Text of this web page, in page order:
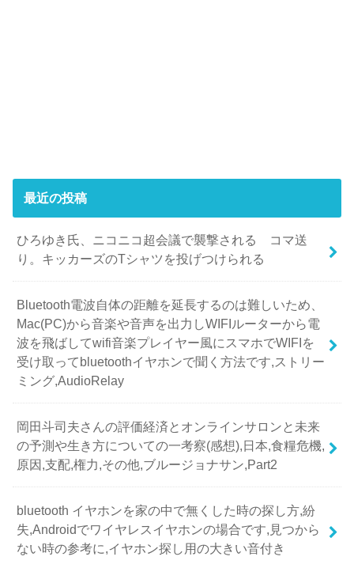
最近の投稿
ひろゆき氏、ニコニコ超会議で襲撃される コマ送
り。キッカーズのTシャツを投げつけられる
Bluetooth電波自体の距離を延長するのは難しいため、
Mac(PC)から音楽や音声を出力しWIFIルーターから電
波を飛ばしてwifi音楽プレイヤー風にスマホでWIFIを
受け取ってbluetoothイヤホンで聞く方法です,ストリー
ミング,AudioRelay
岡田斗司夫さんの評価経済とオンラインサロンと未来
の予測や生き方についての一考察(感想),日本,食糧危機,
原因,支配,権力,その他,ブルージョナサン,Part2
bluetooth イヤホンを家の中で無くした時の探し方,紛
失,Androidでワイヤレスイヤホンの場合です,見つから
ない時の参考に,イヤホン探し用の大きい音付き